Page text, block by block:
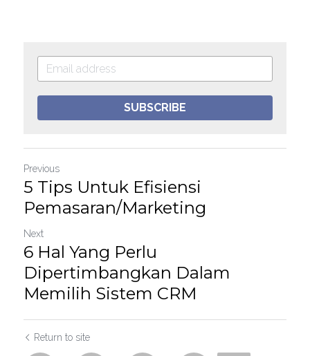
SUBSCRIBE
Previous
5 Tips Untuk Efisiensi
Pemasaran/Marketing
Next
6 Hal Yang Perlu
Dipertimbangkan Dalam
Memilih Sistem CRM
Return to site